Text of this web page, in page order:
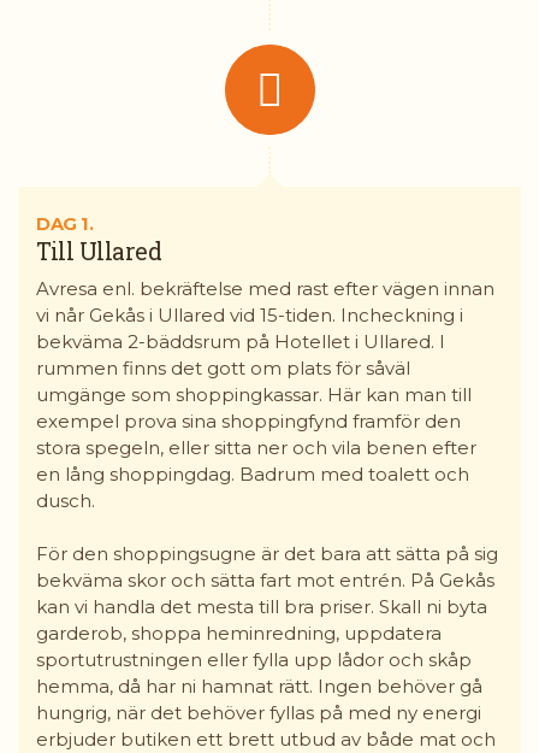
GRUPPRESOR AB
652 24
KARLSTAD
KONTAKTFORMULÄR
DAG 1.
Till Ullared
Avresa enl. bekräftelse med rast efter vägen innan
vi når Gekås i Ullared vid 15-tiden. Incheckning i
bekväma 2-bäddsrum på Hotellet i Ullared. I
rummen finns det gott om plats för såväl
umgänge som shoppingkassar. Här kan man till
exempel prova sina shoppingfynd framför den
stora spegeln, eller sitta ner och vila benen efter
en lång shoppingdag. Badrum med toalett och
dusch.
För den shoppingsugne är det bara att sätta på sig
bekväma skor och sätta fart mot entrén. På Gekås
kan vi handla det mesta till bra priser. Skall ni byta
garderob, shoppa heminredning, uppdatera
sportutrustningen eller fylla upp lådor och skåp
hemma, då har ni hamnat rätt. Ingen behöver gå
hungrig, när det behöver fyllas på med ny energi
erbjuder butiken ett brett utbud av både mat och